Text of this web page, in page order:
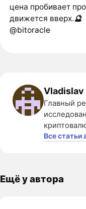
цена пробивает
движется вверх.🔮
@bitoracle
Vladislav
Главный
Все статьи
Ещё у автора